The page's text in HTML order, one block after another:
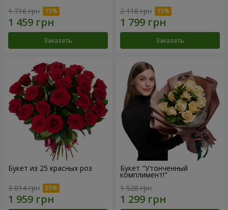
1 716 грн
Заказать
2 116 грн
Заказать
Букет из 25 красных роз
3 014 грн
Букет "Утонченный
комплимент!"
1 528 грн